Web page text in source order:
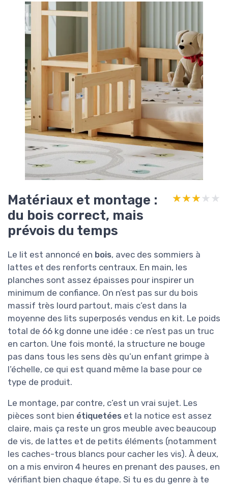
Matériaux et montage :
du bois correct, mais
prévois du temps
★★★★★
★★★★★
Le lit est annoncé en bois, avec des sommiers à
lattes et des renforts centraux. En main, les
planches sont assez épaisses pour inspirer un
minimum de confiance. On n’est pas sur du bois
massif très lourd partout, mais c’est dans la
moyenne des lits superposés vendus en kit. Le poids
total de 66 kg donne une idée : ce n’est pas un truc
en carton. Une fois monté, la structure ne bouge
pas dans tous les sens dès qu’un enfant grimpe à
l’échelle, ce qui est quand même la base pour ce
type de produit.
Le montage, par contre, c’est un vrai sujet. Les
pièces sont bien étiquetées et la notice est assez
claire, mais ça reste un gros meuble avec beaucoup
de vis, de lattes et de petits éléments (notamment
les caches-trous blancs pour cacher les vis). À deux,
on a mis environ 4 heures en prenant des pauses, en
vérifiant bien chaque étape. Si tu es du genre à te